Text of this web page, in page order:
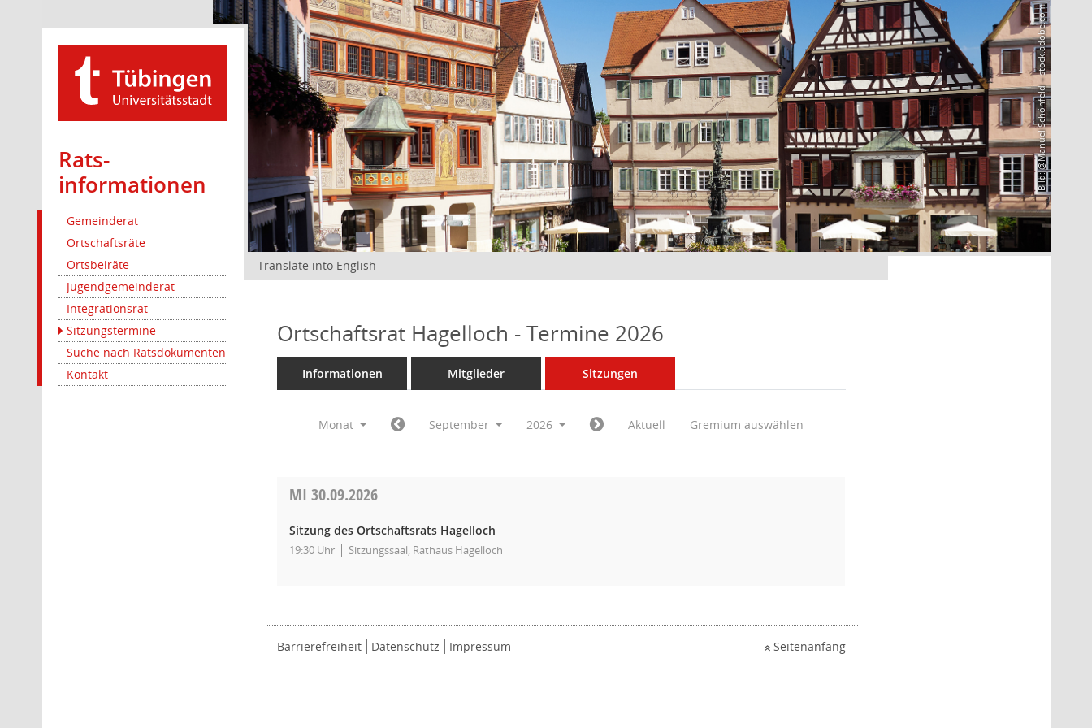
Rats­
informationen
Gemeinderat
Ortschaftsräte
Ortsbeiräte
Jugendgemeinderat
Integrationsrat
Sitzungstermine
Suche nach Ratsdokumenten
Kontakt
Bild: @Manuel Schönfeld – stock.adobe.com
Translate into English
Ortschaftsrat Hagelloch - Termine 2026
Informationen Mitglieder Sitzungen
Monat September 2026 Aktuell Gremium auswählen
MI30.09.2026
Sitzung des Ortschaftsrats Hagelloch
19:30 Uhr Sitzungssaal, Rathaus Hagelloch
Barrierefreiheit Datenschutz Impressum Seitenanfang